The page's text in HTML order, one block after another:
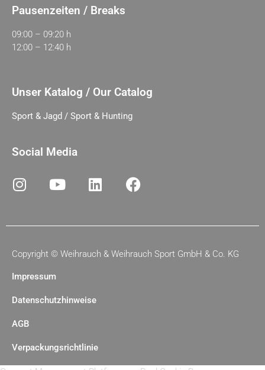
Pausenzeiten / Breaks
09:00 – 09:20 h
12:00 – 12:40 h
Unser Katalog / Our Catalog
Sport & Jagd / Sport & Hunting
Social Media
Copyright © Weihrauch & Weihrauch Sport GmbH & Co. KG
Impressum
Datenschutzhinweise
AGB
Verpackungsrichtlinie